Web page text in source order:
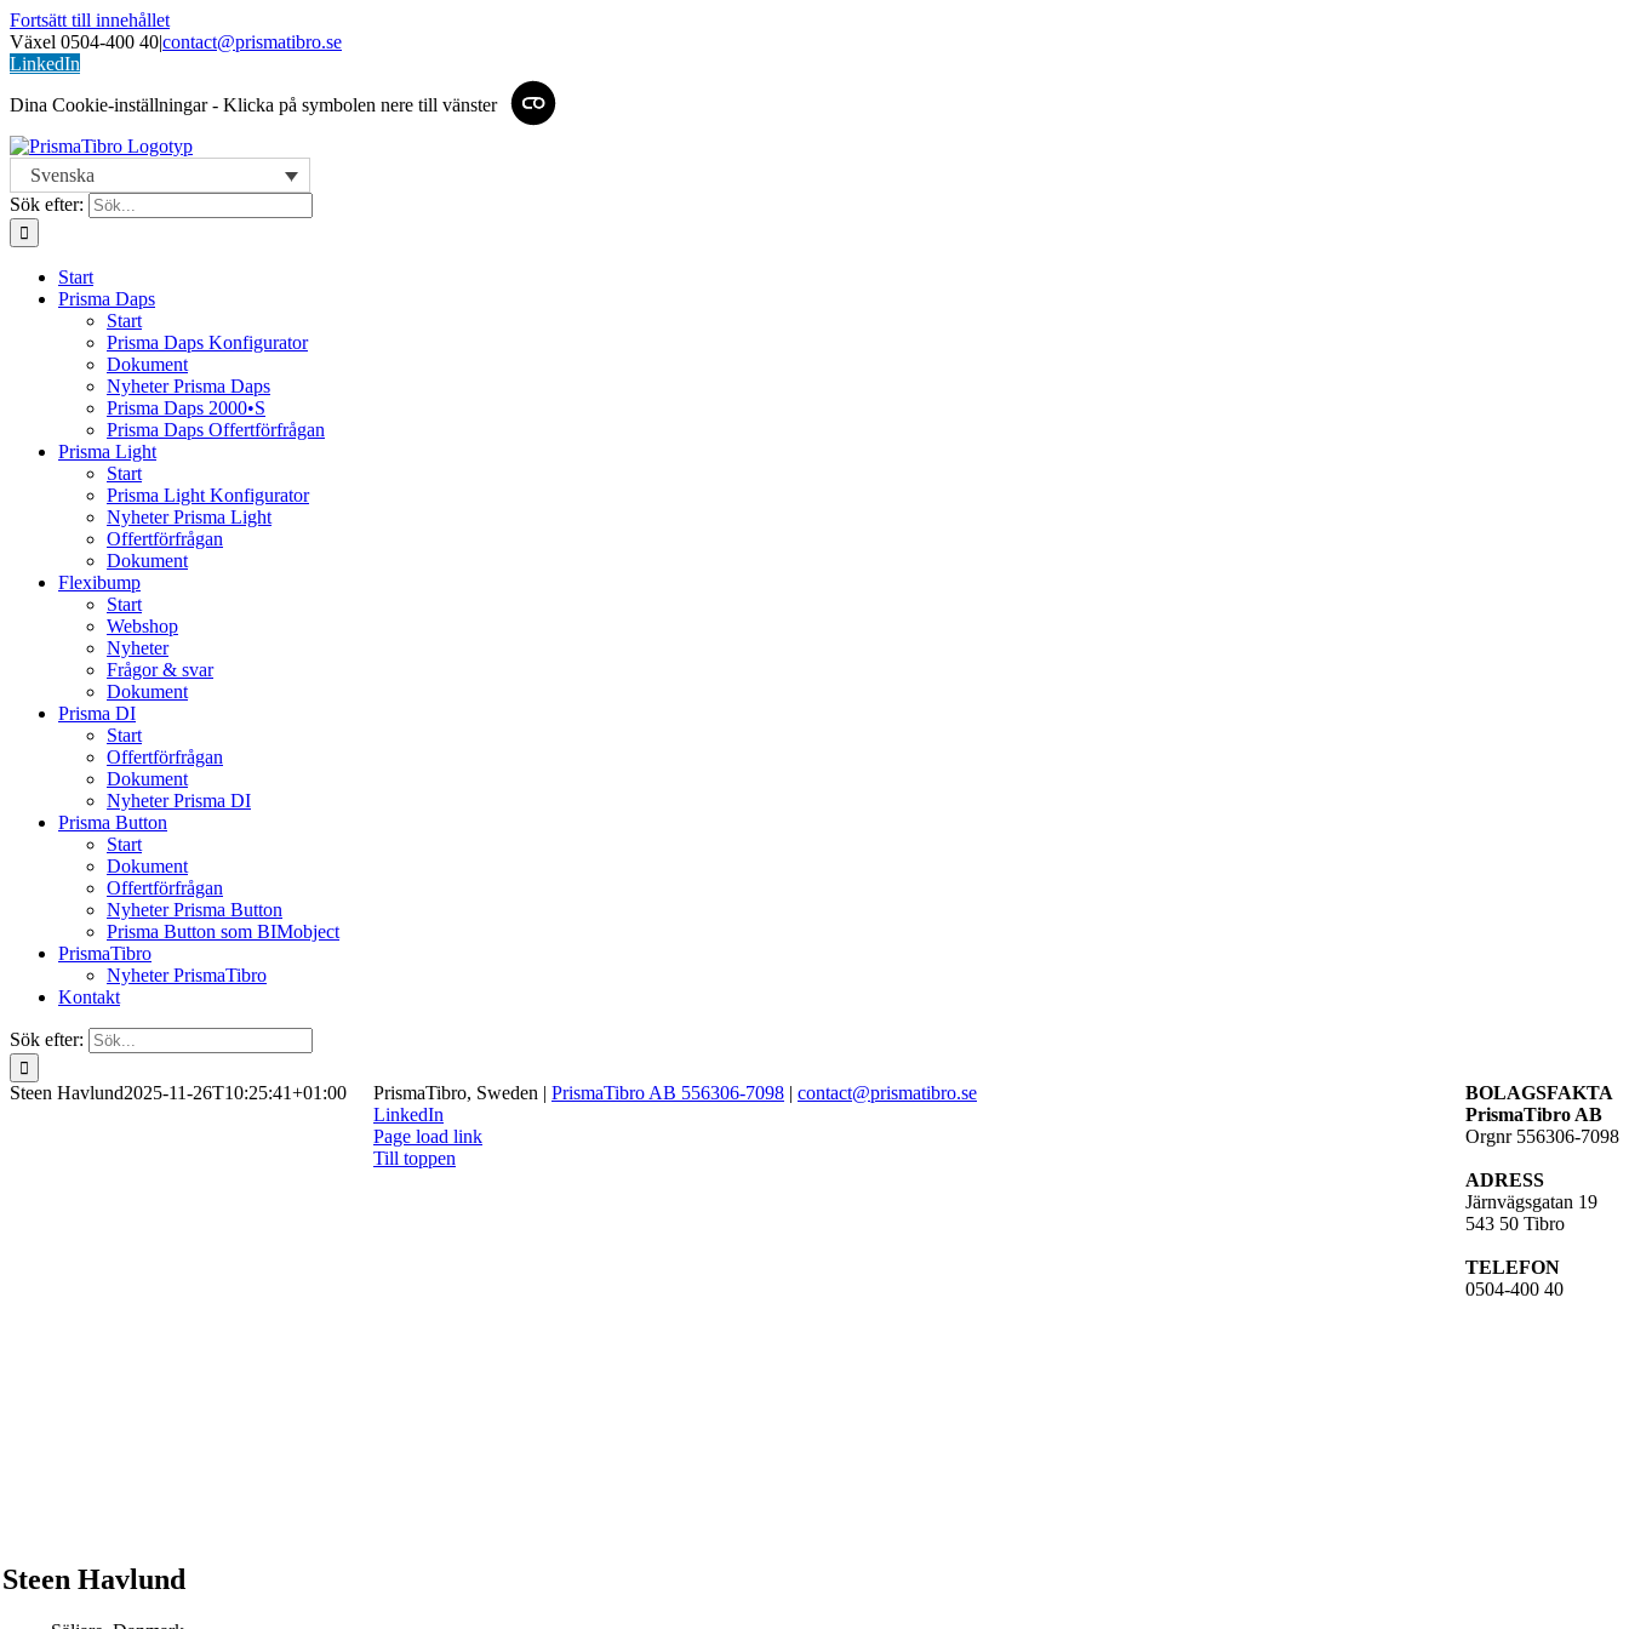
Fortsätt till innehållet
Växel 0504-400 40|contact@prismatibro.se
LinkedIn
Dina Cookie-inställningar - Klicka på symbolen nere till vänster
Svenska
Sök efter:
Start
Prisma Daps
Start
Prisma Daps Konfigurator
Dokument
Nyheter Prisma Daps
Prisma Daps 2000•S
Prisma Daps Offertförfrågan
Prisma Light
Start
Prisma Light Konfigurator
Nyheter Prisma Light
Offertförfrågan
Dokument
Flexibump
Start
Webshop
Nyheter
Frågor & svar
Dokument
Prisma DI
Start
Offertförfrågan
Dokument
Nyheter Prisma DI
Prisma Button
Start
Dokument
Offertförfrågan
Nyheter Prisma Button
Prisma Button som BIMobject
PrismaTibro
Nyheter PrismaTibro
Kontakt
Sök efter:
Steen Havlund2025-11-26T10:25:41+01:00
Steen Havlund
BOLAGSFAKTA
PrismaTibro AB
Orgnr 556306-7098
ADRESS
Järnvägsgatan 19
543 50 Tibro
TELEFON
0504-400 40
PrismaTibro, Sweden | PrismaTibro AB 556306-7098 | contact@prismatibro.se
LinkedIn
Page load link
Till toppen